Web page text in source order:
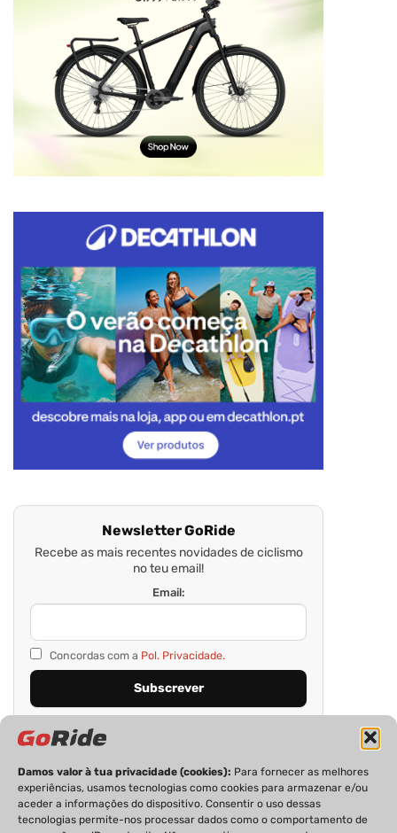
Damos valor à tua privacidade (cookies): Para fornecer as melhores
experiências, usamos tecnologias como cookies para armazenar e/ou
aceder a informações do dispositivo. Consentir o uso dessas
tecnologias permite-nos processar dados como o comportamento de
Newsletter GoRide
Recebe as mais recentes novidades de ciclismo
no teu email!
Email:
Concordas com a Pol. Privacidade.